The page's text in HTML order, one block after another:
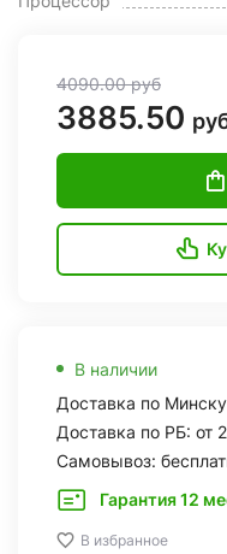
4090.00руб
3885.50
В наличии
Доставка по
Доставка по РБ: от
Самовывоз:
Гарантия 12
В избранное